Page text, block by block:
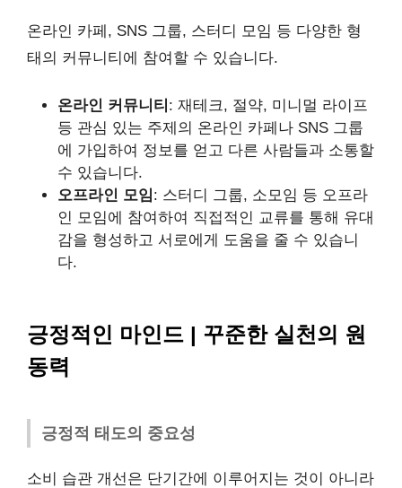
온라인 카페, SNS 그룹, 스터디 모임 등 다양한 형
태의 커뮤니티에 참여할 수 있습니다.
온라인 커뮤니티 : 재테크, 절약, 미니멀 라이프
등 관심 있는 주제의 온라인 카페나 SNS 그룹
에 가입하여 정보를 얻고 다른 사람들과 소통할
수 있습니다.
오프라인 모임: 스터디 그룹, 소모임 등 오프라
인 모임에 참여하여 직접적인 교류를 통해 유대
감을 형성하고 서로에게 도움을 줄 수 있습니
다.
긍정적인 마인드 | 꾸준한 실천의 원
동력
긍정적 태도의 중요성
소비 습관 개선은 단기간에 이루어지는 것이 아니라